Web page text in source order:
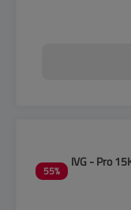
55%
IVG - Pro